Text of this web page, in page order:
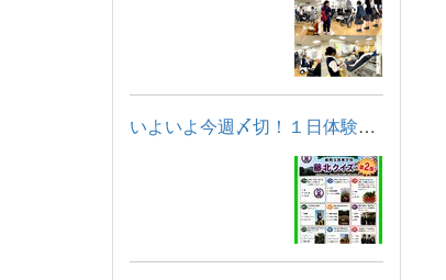
いよいよ今週〆切！１日体験学習に申し込もう！